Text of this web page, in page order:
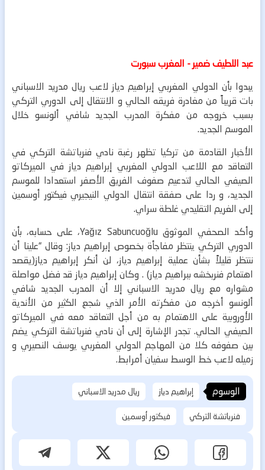
عبد اللطيف ضمير - المغرب سبورت
يبدوا بأن الدولي المغربي إبراهيم دياز لاعب ريال مدريد الاسباني
بات قريباً من مغادرة فريقه الحالي و الانتقال إلى الدوري التركي
بسبب خروجه من مفكرة المدرب الجديد شافي ألونسو خلال
الموسم الجديد.
الأخبار القادمة من تركيا تظهر رغبة نادي فنرباتشة التركي في
التعاقد مع اللاعب الدولي المغربي إبراهيم دياز في الميركاتو
الصيفي الحالي لتدعيم صفوف الفريق الأصفر استعدادا للموسم
الجديد، و ردا على صفقة انتقال الدولي النيجيري فيكتور أوسمين
إلى الغريم التقليدي غلطة سراي.
وأكد الصحفي الموثوق Yağız Sabuncuoğlu، على حسابه، بأن
الدوري التركي ينتظر مفاجأة بخصوص إبراهيم دياز: وقال “علينا أن
ننتظر قليلاً بشأن عملية إبراهيم دياز، لن أنكر إبراهيم دياز(يقصد
اهتمام فنربخشه ببراهيم دياز) .وكان إبراهيم دياز قد فضل مواصلة
مشواره مع ريال مدريد الاسباني إلا أن المدرب الجديد شافي
ألونسو أخرجه من مفكرته الأمر الذي شجع الكثير من الأندية
الأوروبية على الاهتمام به من أجل التعاقد معه في الميركاتو
الصيفي الحالي.تجدر الإشارة إلى أن نادي فنرباتشة التركي يضم
بين صفوفه كلا من المهاجم الدولي المغربي يوسف النصيري و
زميله لاعب خط الوسط سفيان أمرابط.
الوسوم إبراهيم دياز
ريال مدريد الاسباني
فنرباتشة التركي
فيكتور أوسمين